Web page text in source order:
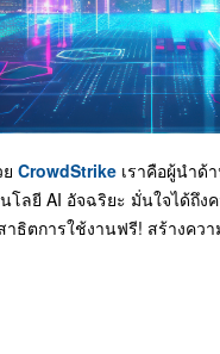
CrowdStrikeเราคือผู้นำด้
ลยี AI อัจฉริยะ มั่นใจได้ถึ
าธิตการใช้งานฟรี! สร้างค